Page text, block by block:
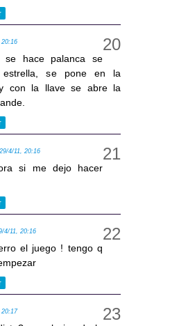
20:16
se hace palanca se
se pone en la
con la llave se abre la
29/4/11, 20:16
si me dejo hacer
4/11, 20:16
el juego ! tengo q
20:17